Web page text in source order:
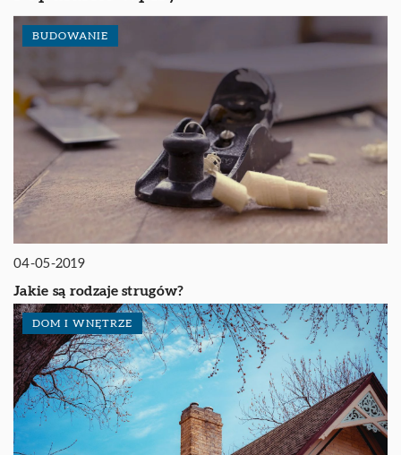
BUDOWANIE
04-05-2019
Jakie są rodzaje strugów?
DOM I WNĘTRZE